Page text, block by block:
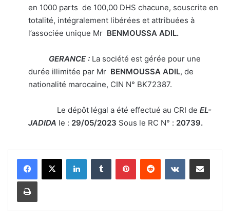
en 1000 parts de 100,00 DHS chacune, souscrite en
totalité, intégralement libérées et attribuées à
l’associée unique Mr BENMOUSSA ADIL.
GERANCE : La société est gérée pour une
durée illimitée par Mr BENMOUSSA ADIL, de
nationalité marocaine, CIN N° BK72387.
Le dépôt légal a été effectué au CRI de EL-
JADIDA le : 29/05/2023 Sous le RC N° : 20739.